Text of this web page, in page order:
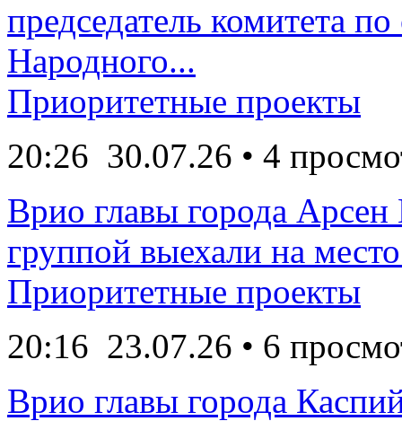
председатель комитета
Народного...
Приоритетные проекты
20:26 30.07.26 • 4
Врио главы города
группой выехали на
Приоритетные проекты
20:16 23.07.26 • 6
Врио главы города